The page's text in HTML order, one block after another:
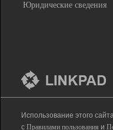
Юридические сведения
Использование этого
с Правилами пользования и